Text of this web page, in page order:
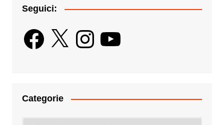
Seguici:
Facebook
X InstagramYouTube
Categorie